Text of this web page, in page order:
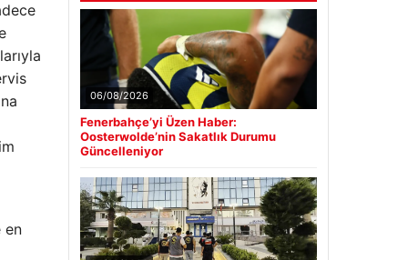
en
06/08/2026
Fenerbahçe’yi Üzen Haber:
Oosterwolde’nin Sakatlık Durumu
Güncelleniyor